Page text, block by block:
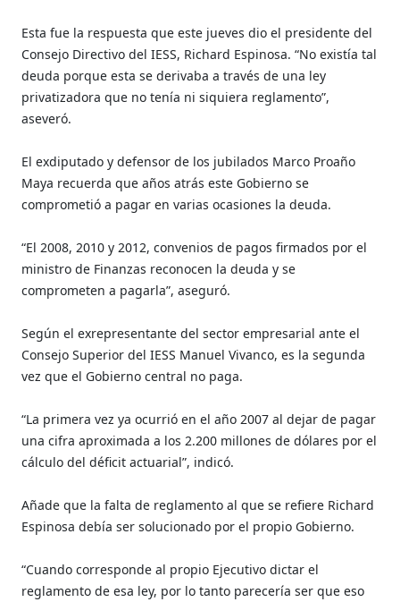
Esta fue la respuesta que este jueves dio el presidente del
Consejo Directivo del IESS, Richard Espinosa. “No existía tal
deuda porque esta se derivaba a través de una ley
privatizadora que no tenía ni siquiera reglamento”,
aseveró.
El exdiputado y defensor de los jubilados Marco Proaño
Maya recuerda que años atrás este Gobierno se
comprometió a pagar en varias ocasiones la deuda.
“El 2008, 2010 y 2012, convenios de pagos firmados por el
ministro de Finanzas reconocen la deuda y se
comprometen a pagarla”, aseguró.
Según el exrepresentante del sector empresarial ante el
Consejo Superior del IESS Manuel Vivanco, es la segunda
vez que el Gobierno central no paga.
“La primera vez ya ocurrió en el año 2007 al dejar de pagar
una cifra aproximada a los 2.200 millones de dólares por el
cálculo del déficit actuarial”, indicó.
Añade que la falta de reglamento al que se refiere Richard
Espinosa debía ser solucionado por el propio Gobierno.
“Cuando corresponde al propio Ejecutivo dictar el
reglamento de esa ley, por lo tanto parecería ser que eso